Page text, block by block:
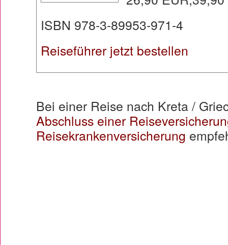
ISBN 978-3-89953-971-4
Reiseführer jetzt bestellen
Bei einer Reise nach Kreta /
Abschluss einer
Reisekrankenversicherung